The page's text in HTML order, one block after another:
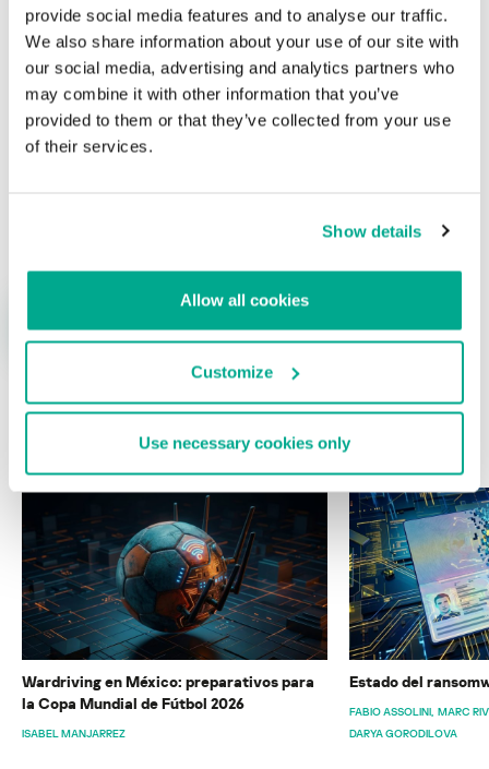
provide social media features and to analyse our traffic.
We also share information about your use of our site with
our social media, advertising and analytics partners who
may combine it with other information that you’ve
provided to them or that they’ve collected from your use
of their services.
Show details
Allow all cookies
Customize
Use necessary cookies only
Su dirección de correo electrónico no será publicada. Los
campos obligatorios están marcados con*
ÚLTIMAS PUBLICACIONES
Wardriving en México: preparativos para
la Copa Mundial de Fútbol 2026
ISABEL MANJARREZ
Estado del
FABIO ASSOLINI MARC
DARYA GORODILOVA